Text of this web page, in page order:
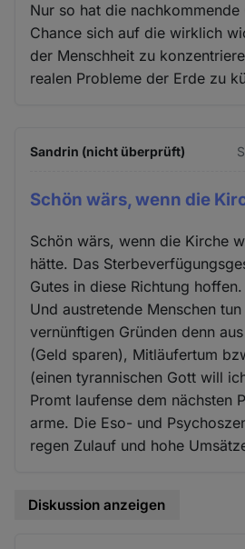
Nur so hat die nachkommende
Chance sich auf die wirklich
der Menschheit zu
realen Probleme der Erde zu
Sandrin (nicht überprüft)
Schön wärs, wenn die
Schön wärs, wenn die Kirche
hätte. Das
Gutes in diese Richtung hoffen.
Und austretende Menschen
vernünftigen Gründen denn
(Geld sparen), Mitläufertum
(einen tyrannischen Gott will
Promt laufense dem nächsten
arme. Die Eso- und
regen Zulauf und hohe
Diskussion anzeigen